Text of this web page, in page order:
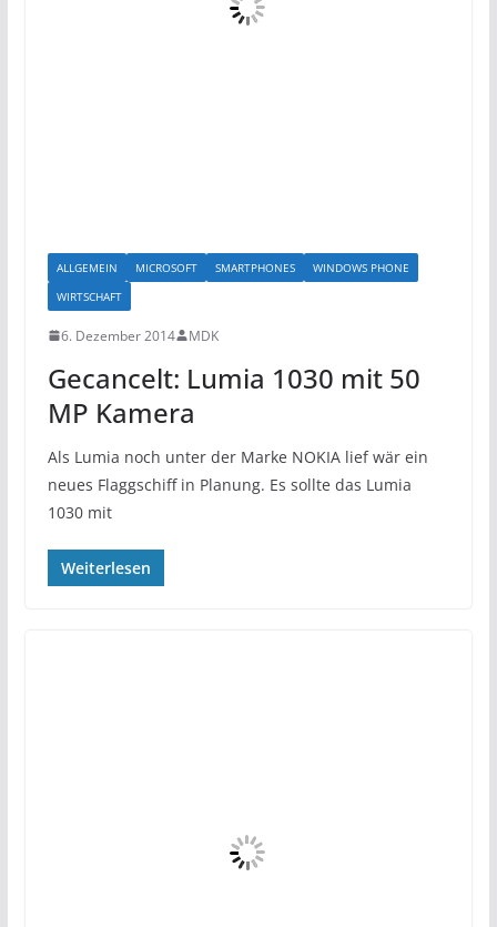
ALLGEMEIN MICROSOFT SMARTPHONES
WINDOWS PHONE
WIRTSCHAFT
6. Dezember 2014 MDK
Gecancelt: Lumia 1030 mit 50
MP Kamera
Als Lumia noch unter der Marke NOKIA lief wär ein
neues Flaggschiff in Planung. Es sollte das Lumia
1030 mit
Weiterlesen